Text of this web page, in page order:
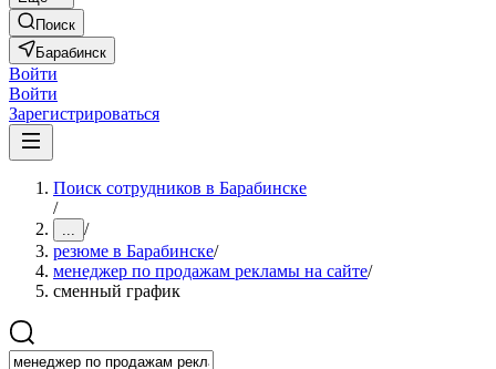
Поиск
Барабинск
Войти
Войти
Зарегистрироваться
Поиск сотрудников в Барабинске
/
... /
резюме в Барабинске/
менеджер по продажам рекламы на сайте/
сменный график